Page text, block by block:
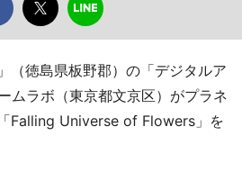
（徳島県板野郡）の「デジタルア
ムラボ（東京都文京区）がプラネ
Falling Universe of Flowers」を